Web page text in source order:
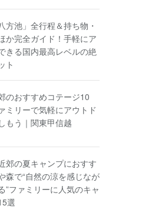
方池」全行程＆持ち物・
か完全ガイド！手軽にア
きる国内最高レベルの絶
ト
のおすすめコテージ10
ミリーで気軽にアウトド
もう｜関東甲信越
郊の夏キャンプにおすす
森で“自然の涼を感じなが
”ファミリーに人気のキャ
選